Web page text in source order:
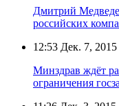
Дмитрий
российских
12:53 Дек. 7, 2015
Минздрав ждёт
ограничения